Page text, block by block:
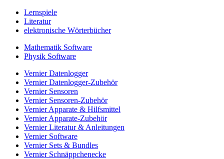
Lernspiele
Literatur
elektronische Wörterbücher
Mathematik Software
Physik Software
Vernier Datenlogger
Vernier Datenlogger-Zubehör
Vernier Sensoren
Vernier Sensoren-Zubehör
Vernier Apparate & Hilfsmittel
Vernier Apparate-Zubehör
Vernier Literatur & Anleitungen
Vernier Software
Vernier Sets & Bundles
Vernier Schnäppchenecke